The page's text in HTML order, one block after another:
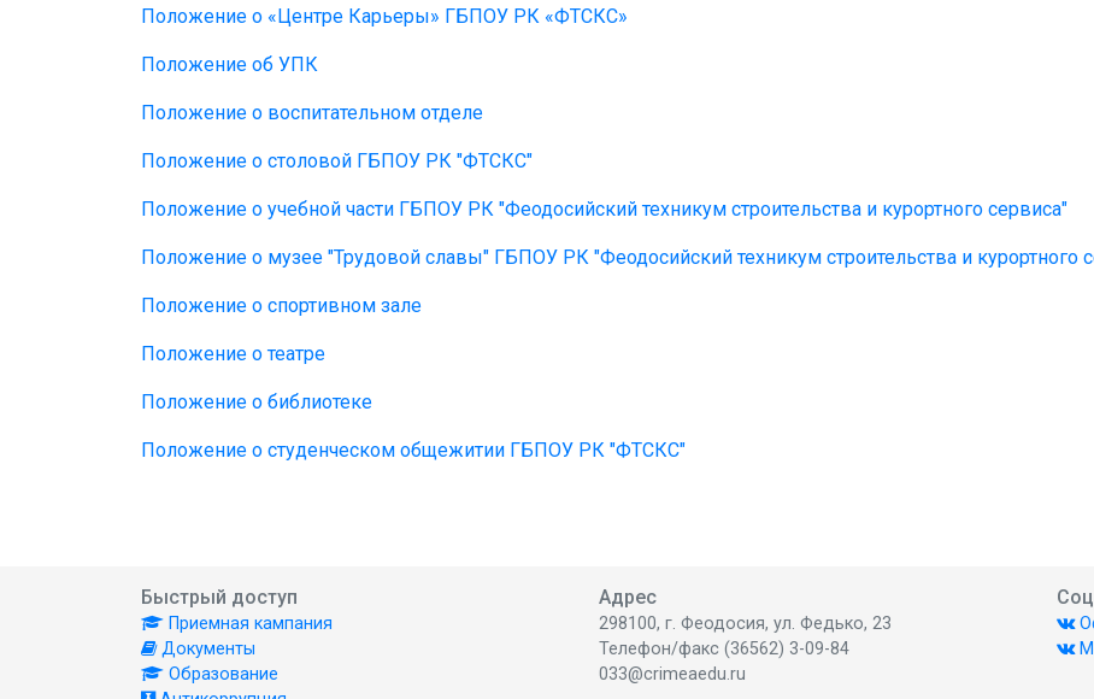
Положение о «Центре Карьеры» ГБПОУ РК «ФТСКС»
Положение об УПК
Положение о воспитательном отделе
Положение о столовой ГБПОУ РК "ФТСКС"
Положение о учебной части ГБПОУ РК "Феодосийский техникум строительства и курортного сервиса"
Положение о музее "Трудовой славы" ГБПОУ РК "Феодосийский техникум строительства и курортного
Положение о спортивном зале
Положение о театре
Положение о библиотеке
Положение о студенческом общежитии ГБПОУ РК "ФТСКС"
Быстрый доступ
Приемная кампания
Документы
Образование
Адрес
298100, г. Феодосия, ул. Федько, 23
Телефон/факс (36562) 3-09-84
033@crimeaedu.ru